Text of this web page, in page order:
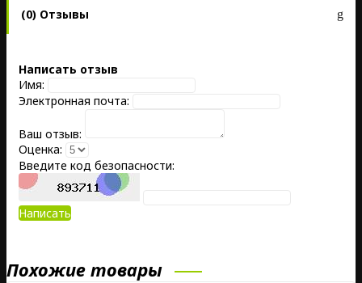
(0) Отзывы
Написать отзыв
Имя:
Электронная почта:
Ваш отзыв:
Оценка:
Введите код безопасности:
Написать
Похожие товары